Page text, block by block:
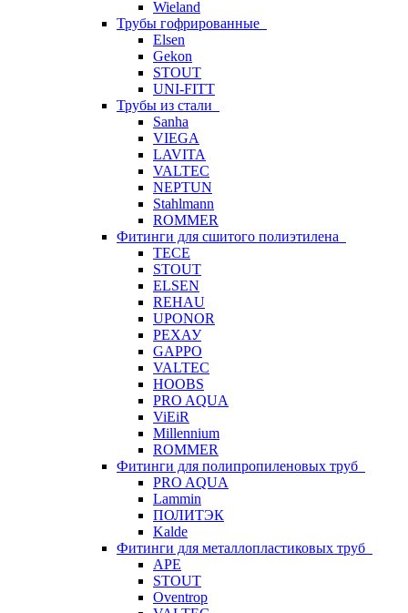
Wieland
Трубы гофрированные
Elsen
Gekon
STOUT
UNI-FITT
Трубы из стали
Sanha
VIEGA
LAVITA
VALTEC
NEPTUN
Stahlmann
ROMMER
Фитинги для сшитого полиэтилена
TECE
STOUT
ELSEN
REHAU
UPONOR
РЕХАУ
GAPPO
VALTEC
HOOBS
PRO AQUA
ViEiR
Millennium
ROMMER
Фитинги для полипропиленовых труб
PRO AQUA
Lammin
ПОЛИТЭК
Kalde
Фитинги для металлопластиковых труб
APE
STOUT
Oventrop